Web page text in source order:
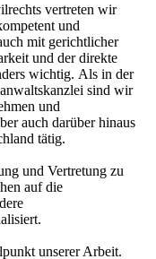
vertreten wir
und
mit gerichtlicher
und der direkte
wichtig. Als in der
sind wir
und
auch darüber hinaus
tätig.
und Vertretung zu
auf die
unserer Arbeit.